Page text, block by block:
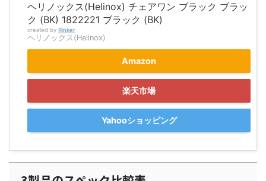
ヘリノックス(Helinox) チェアワン ブラック ブラッ
ク (BK) 1822221 ブラック (BK)
created by Rinker
ヘリノックス(Helinox)
Amazon
楽天市場
Yahooショッピング